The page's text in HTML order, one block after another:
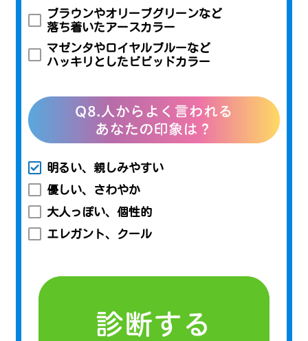
ブラウンやオリーブグリーンなど
落ち着いたアースカラー
マゼンタやロイヤルブルーなど
ハッキリとしたビビッドカラー
明るい、親しみやすい
優しい、さわやか
大人っぽい、個性的
エレガント、クール